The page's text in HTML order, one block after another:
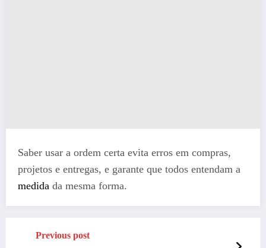
Saber usar a ordem certa evita erros em compras,
projetos e entregas, e garante que todos entendam a
medida da mesma forma.
Previous post